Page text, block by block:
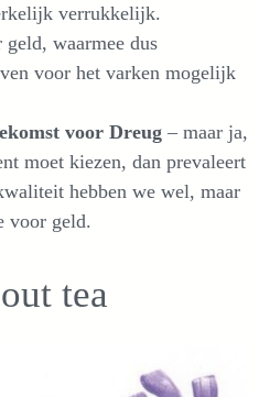
verrukkelijk.
waarmee dus
voor het varken mogelijk
voor Dreug – maar ja,
moet kiezen, dan prevaleert
hebben we wel, maar
voor geld.
tea